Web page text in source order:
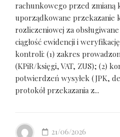
rachunkowego przed zmianą
uporządkowane przekazanie
rozliczeniowej za
ciągłość ewidencji i
kontroli: (1) zakres
(KPiR/księgi, VAT, ZUS); (2)
potwierdzeń wysyłek (JPK,
protokół przekazania z...
21/06/2026